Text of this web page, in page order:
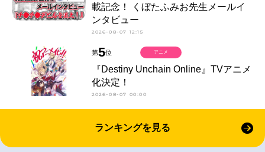
載記念！ くぼたふみお先生メールイ
ンタビュー
2026-08-07 12:15
第5位
『Destiny Unchain Online』TVアニメ
化決定！
2026-08-07 00:00
アニメ
ランキングを見る